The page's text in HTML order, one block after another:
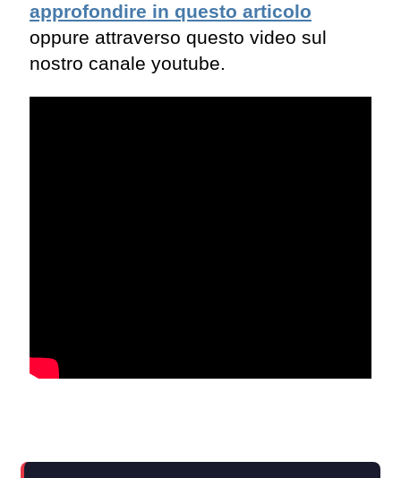
approfondire in questo articolo
oppure attraverso questo video sul
nostro canale youtube.